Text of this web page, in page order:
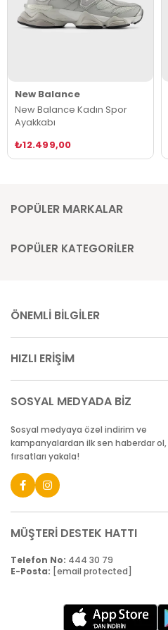
New Balance
New Balance Kadın Spor
Ayakkabı
₺12.499,00
POPÜLER MARKALAR
POPÜLER KATEGORİLER
ÖNEMLİ BİLGİLER
HIZLI ERİŞİM
SOSYAL MEDYADA BİZ
Sosyal medyaya özel indirim ve
kampanyalardan ilk sen haberdar ol,
fırsatları yakala!
MÜŞTERİ DESTEK HATTI
Telefon No: 444 30 79
E-Posta: [email protected]